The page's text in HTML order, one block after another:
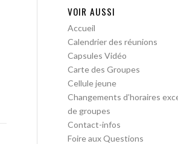
VOIR AUSSI
Accueil
Calendrier des réunions
Capsules Vidéo
Carte des Groupes
Cellule jeune
Changements d’horaires
de groupes
Contact-infos
Foire aux Questions